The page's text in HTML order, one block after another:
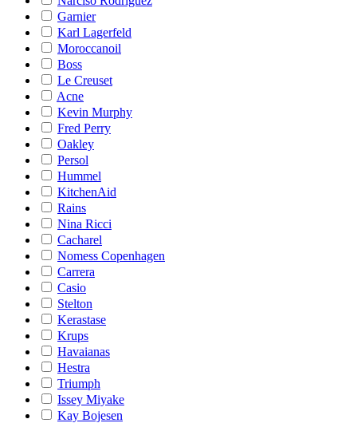
Garnier
Karl Lagerfeld
Moroccanoil
Boss
Le Creuset
Acne
Kevin Murphy
Fred Perry
Oakley
Persol
Hummel
KitchenAid
Rains
Nina Ricci
Cacharel
Nomess Copenhagen
Carrera
Casio
Stelton
Kerastase
Krups
Havaianas
Hestra
Triumph
Issey Miyake
Kay Bojesen